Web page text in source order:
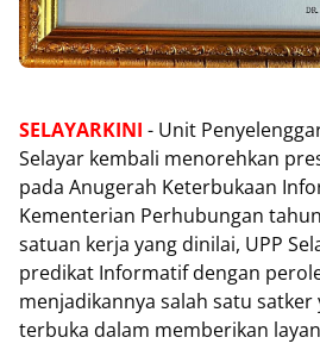
SELAYARKINI - Unit
Selayar kembali menorehkan
pada Anugerah Keterbukaan
Kementerian Perhubungan
satuan kerja yang dinilai, UPP
predikat Informatif dengan
menjadikannya salah satu
terbuka dalam memberikan